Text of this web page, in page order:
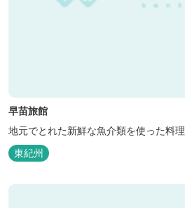
早苗旅館
地元でとれた新鮮な魚介類を使った料理
東紀州